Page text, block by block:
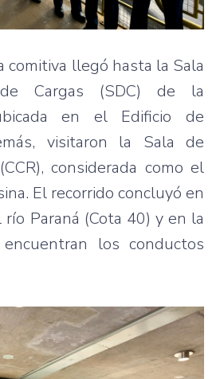
comitiva llegó hasta la Sala
Cargas (SDC) de la
en el Edificio de
visitaron la Sala de
considerada como el
El recorrido concluyó en
Paraná (Cota 40) y en la
los conductos